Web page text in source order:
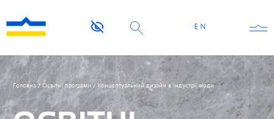
EN
Головна / Освітні програми / Концептуальний дизайн в індустрії моди